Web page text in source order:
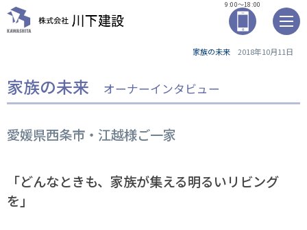
9:00～18:00
家族の未来 2018年10月11日
愛媛県西条市・江越様ご一家
家族の未来 オーナーインタビュー
「どんなときも、家族が集える明るいリビング
を」